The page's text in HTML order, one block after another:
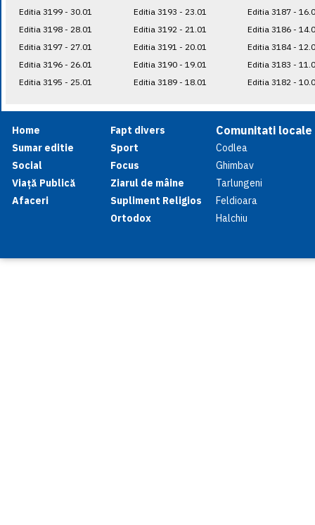
Editia 3199 - 30.01
Editia 3198 - 28.01
Editia 3197 - 27.01
Editia 3196 - 26.01
Editia 3195 - 25.01
Editia 3193 - 23.01
Editia 3192 - 21.01
Editia 3191 - 20.01
Editia 3190 - 19.01
Editia 3189 - 18.01
Editia 3187 -
Editia 3186 -
Editia 3184 -
Editia 3183 -
Editia 3182 -
Home
Sumar editie
Social
Viață Publică
Afaceri
Fapt divers
Sport
Focus
Ziarul de mâine
Supliment Religios
Ortodox
Comunitati locale
Codlea
Ghimbav
Tarlungeni
Feldioara
Halchiu